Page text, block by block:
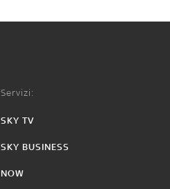
Servizi:
SKY TV
SKY BUSINESS
NOW